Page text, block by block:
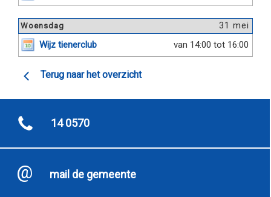
31 mei
Woensdag
van 14:00 tot 16:00
Wijz tienerclub
Terug naar het overzicht
14 0570
mail de gemeente